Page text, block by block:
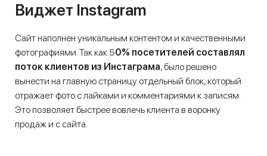
Виджет Instagram
Сайт наполнен уникальным контентом и качественными
фотографиями. Так как 50% посетителей составлял
поток клиентов из Инстаграма, было решено
вынести на главную страницу отдельный блок, который
отражает фото с лайками и комментариями к записям.
Это позволяет быстрее вовлечь клиента в воронку
продаж и с сайта.